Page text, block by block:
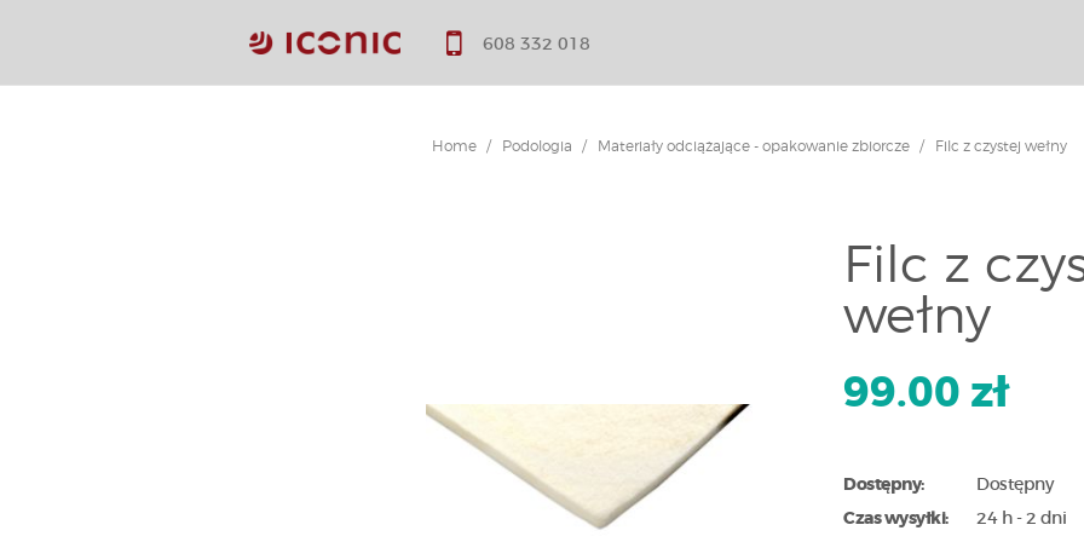
608 332 018
Home Podologia Materiały odciążające - opakowanie zbiorcze Filc z czystej wełny
Filc z
wełny
99.00 zł
Dostępny:
Dostępny
Czas wysyłki:
24 h - 2 dni